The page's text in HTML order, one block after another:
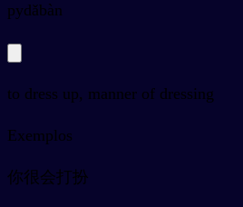
pydǎbàn
to dress up, manner of dressing
Exemplos
你很会打扮